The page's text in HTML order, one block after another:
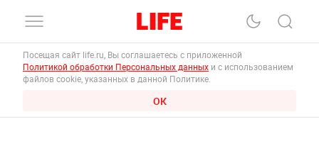
Посещая сайт life.ru, Вы соглашаетесь с приложенной
Политикой обработки Персональных данных и с использованием
файлов cookie, указанных в данной Политике.
ОК